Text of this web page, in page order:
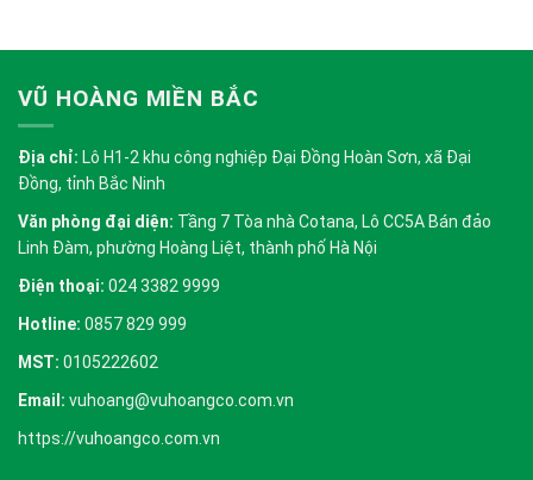
VŨ HOÀNG MIỀN BẮC
Địa chỉ: Lô H1-2 khu công nghiệp Đại Đồng Hoàn Sơn, xã Đại
Đồng, tỉnh Bắc Ninh
Văn phòng đại diện: Tầng 7 Tòa nhà Cotana, Lô CC5A Bán đảo
Linh Đàm, phường Hoàng Liệt, thành phố Hà Nội
Điện thoại: 024 3382 9999
Hotline: 0857 829 999
MST: 0105222602
Email: vuhoang@vuhoangco.com.vn
https://vuhoangco.com.vn